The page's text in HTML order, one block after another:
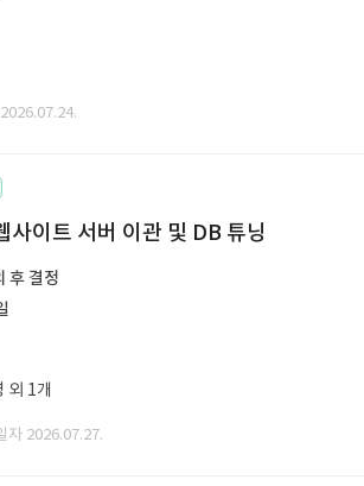
사이트 서버 이관 및 DB 튜닝
후 결정
외 1개
자 2026.07.27.